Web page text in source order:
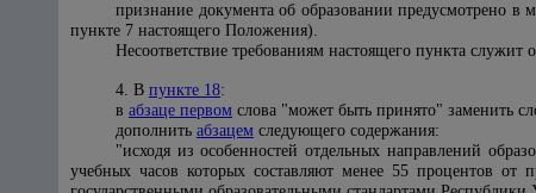
признание документа об образовании предусмотрено в
пункте 7 настоящего Положения).
Несоответствие требованиям настоящего пункта
4. В пункте 18:
в абзаце первом слова "может быть принято" заменить
дополнить абзацем следующего содержания:
"исходя из особенностей отдельных направлений
учебных часов которых составляют менее 55 процентов